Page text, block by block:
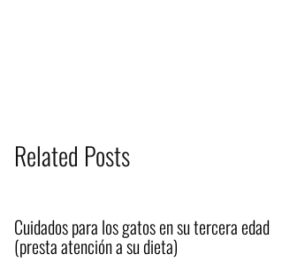
Related Posts
Cuidados para los gatos en su tercera edad
(presta atención a su dieta)